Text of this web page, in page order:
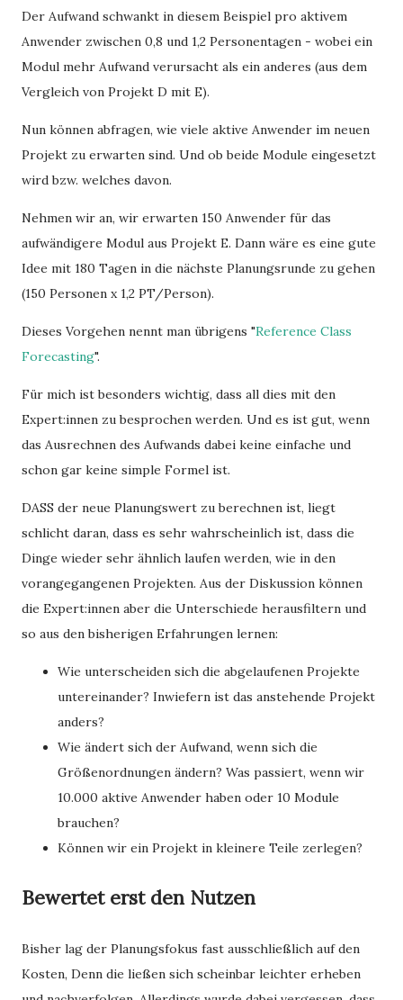
Der Aufwand schwankt in diesem Beispiel pro aktivem
Anwender zwischen 0,8 und 1,2 Personentagen - wobei ein
Modul mehr Aufwand verursacht als ein anderes (aus dem
Vergleich von Projekt D mit E).
Nun können abfragen, wie viele aktive Anwender im neuen
Projekt zu erwarten sind. Und ob beide Module eingesetzt
wird bzw. welches davon.
Nehmen wir an, wir erwarten 150 Anwender für das
aufwändigere Modul aus Projekt E. Dann wäre es eine gute
Idee mit 180 Tagen in die nächste Planungsrunde zu gehen
(150 Personen x 1,2 PT/Person).
Dieses Vorgehen nennt man übrigens "Reference Class
Forecasting".
Für mich ist besonders wichtig, dass all dies mit den
Expert:innen zu besprochen werden. Und es ist gut, wenn
das Ausrechnen des Aufwands dabei keine einfache und
schon gar keine simple Formel ist.
DASS der neue Planungswert zu berechnen ist, liegt
schlicht daran, dass es sehr wahrscheinlich ist, dass die
Dinge wieder sehr ähnlich laufen werden, wie in den
vorangegangenen Projekten. Aus der Diskussion können
die Expert:innen aber die Unterschiede herausfiltern und
so aus den bisherigen Erfahrungen lernen:
Wie unterscheiden sich die abgelaufenen Projekte
untereinander? Inwiefern ist das anstehende Projekt
anders?
Wie ändert sich der Aufwand, wenn sich die
Größenordnungen ändern? Was passiert, wenn wir
10.000 aktive Anwender haben oder 10 Module
brauchen?
Können wir ein Projekt in kleinere Teile zerlegen?
Bewertet erst den Nutzen
Bisher lag der Planungsfokus fast ausschließlich auf den
Kosten, Denn die ließen sich scheinbar leichter erheben